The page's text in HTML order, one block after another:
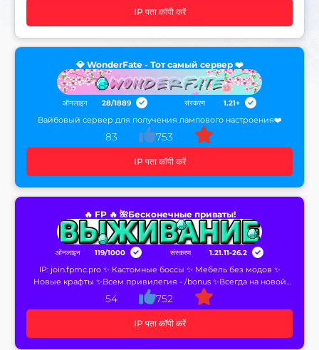
IP पता कॉपी करें
💎 WonderFate - Тот самый сервер ❤️
ऑनलाइन 28/1889 संस्करण 1.21+
Вайбовый сервер для получения лампового настроения❤️
83 753
IP पता कॉपी करें
🔥 FP 🔥 🌺Бесконечные приваты!
ऑनलाइन 119/1000 संस्करण 1.21.11-26.2
IP: join.fpmc.pro ✨ Кастомные боссы ✨ Мебель без модов ✨
Новые крафты ✨Всем привилегия - /bonus ✨Всегда на новой
версии!
54 752
IP पता कॉपी करें